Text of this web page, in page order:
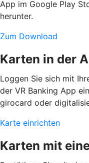
App im Google Play
herunter.
Zum Download
Karten in der
Loggen Sie sich mit
der VR Banking App
girocard oder
Karte einrichten
Karten mit